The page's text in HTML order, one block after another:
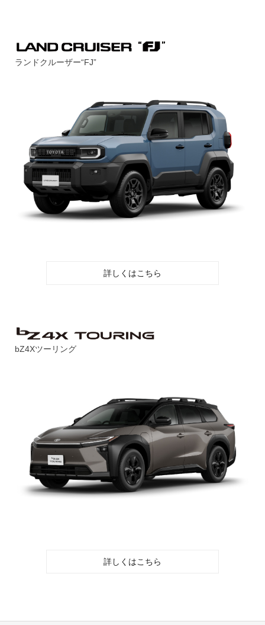
ランドクルーザー“FJ”
詳しくはこちら
bZ4Xツーリング
詳しくはこちら